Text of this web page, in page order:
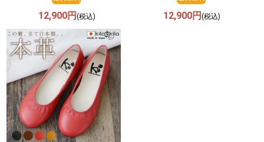
12,900円 (税込) 12,900円(税込)